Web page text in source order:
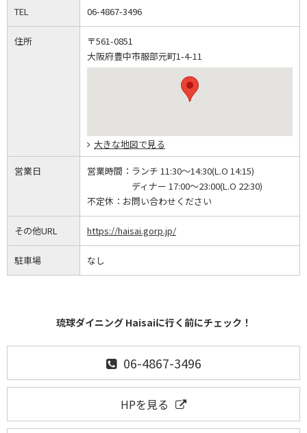
TEL 06-4867-3496
住所
〒561-0851
大阪府豊中市服部元町1-4-11
大きな地図で見る
営業日 営業時間： ランチ 11:30～14:30(L.O 14:15)
ディナー 17:00～23:00(L.O 22:30)
不定休： お問い合わせください
その他URL https://haisai.gorp.jp/
駐車場 なし
琉球ダイニング Haisaiに行く前にチェック！
06-4867-3496
HPを見る